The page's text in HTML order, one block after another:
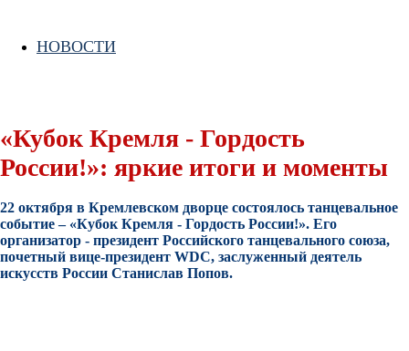
НОВОСТИ
«Кубок Кремля - Гордость
России!»: яркие итоги и моменты
22 октября в Кремлевском дворце состоялось танцевальное
событие – «Кубок Кремля - Гордость России!». Его
организатор - президент Российского танцевального союза,
почетный вице-президент WDC, заслуженный деятель
искусств России Станислав Попов.